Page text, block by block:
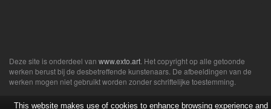
Deze site is onderdeel van www.exto.art . Het copyright op alle getoonde
werken berust bij de desbetreffende kunstenaars. De afbeeldingen van de
werken mogen niet gebruikt worden zonder schriftelijke toestemming.
This website makes use of cookies to enhance browsing experience and